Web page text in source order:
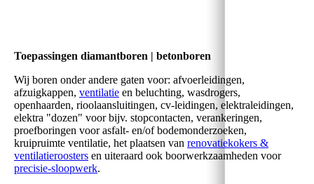
Toepassingen diamantboren | betonboren
Wij boren onder andere gaten voor: afvoerleidingen,
afzuigkappen, ventilatie en beluchting, wasdrogers,
openhaarden, rioolaansluitingen, cv-leidingen, elektraleidingen,
elektra "dozen" voor bijv. stopcontacten, verankeringen,
proefboringen voor asfalt- en/of bodemonderzoeken,
kruipruimte ventilatie, het plaatsen van renovatiekokers &
ventilatieroosters en uiteraard ook boorwerkzaamheden voor
precisie-sloopwerk.